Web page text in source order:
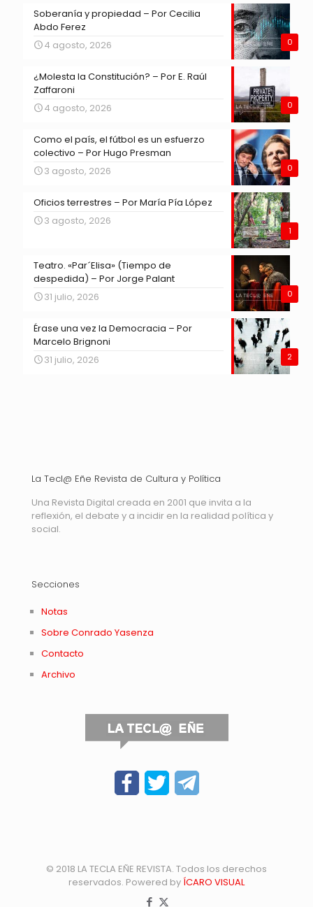
0
Soberanía y propiedad – Por Cecilia
Abdo Ferez
4 agosto, 2026
0
¿Molesta la Constitución? – Por E. Raúl
Zaffaroni
4 agosto, 2026
0
Como el país, el fútbol es un esfuerzo
colectivo – Por Hugo Presman
3 agosto, 2026
1
Oficios terrestres – Por María Pía López
3 agosto, 2026
0
Teatro. «Par´Elisa» (Tiempo de
despedida) – Por Jorge Palant
31 julio, 2026
2
Érase una vez la Democracia – Por
Marcelo Brignoni
31 julio, 2026
La Tecl@ Eñe Revista de Cultura y Política
Una Revista Digital creada en 2001 que invita a la
reflexión, el debate y a incidir en la realidad política y
social.
Secciones
Notas
Sobre Conrado Yasenza
Contacto
Archivo
© 2018 LA TECLA EÑE REVISTA. Todos los derechos
reservados. Powered by ÍCARO VISUAL